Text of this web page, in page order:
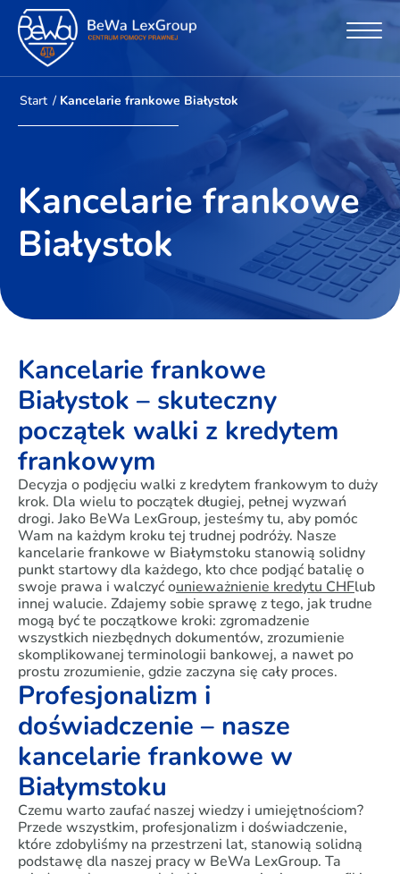
Start / Kancelarie frankowe Białystok
Kancelarie frankowe
Białystok
Kancelarie frankowe
Białystok – skuteczny
początek walki z kredytem
frankowym
Decyzja o podjęciu walki z kredytem frankowym to duży
krok. Dla wielu to początek długiej, pełnej wyzwań
drogi. Jako BeWa LexGroup, jesteśmy tu, aby pomóc
Wam na każdym kroku tej trudnej podróży. Nasze
kancelarie frankowe w Białymstoku stanowią solidny
punkt startowy dla każdego, kto chce podjąć batalię o
swoje prawa i walczyć ounieważnienie kredytu CHFlub
innej walucie. Zdajemy sobie sprawę z tego, jak trudne
mogą być te początkowe kroki: zgromadzenie
wszystkich niezbędnych dokumentów, zrozumienie
skomplikowanej terminologii bankowej, a nawet po
prostu zrozumienie, gdzie zaczyna się cały proces.
Profesjonalizm i
doświadczenie – nasze
kancelarie frankowe w
Białymstoku
Czemu warto zaufać naszej wiedzy i umiejętnościom?
Przede wszystkim, profesjonalizm i doświadczenie,
które zdobyliśmy na przestrzeni lat, stanowią solidną
podstawę dla naszej pracy w BeWa LexGroup. Ta